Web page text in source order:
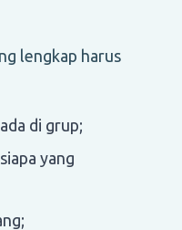
lengkap harus
di grup;
yang